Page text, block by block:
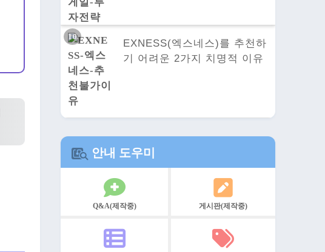
EXNESS(엑스네스)를 추천하
기 어려운 2가지 치명적 이유
안내 도우미
Q&A(제작중) 게시판(제작중)